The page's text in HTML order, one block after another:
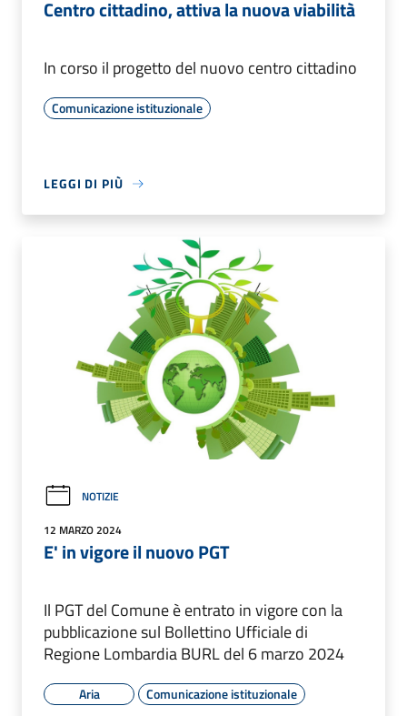
Centro cittadino, attiva la nuova viabilità
In corso il progetto del nuovo centro cittadino
Comunicazione istituzionale
LEGGI DI PIÙ
NOTIZIE
12 MARZO 2024
E' in vigore il nuovo PGT
Il PGT del Comune è entrato in vigore con la
pubblicazione sul Bollettino Ufficiale di
Regione Lombardia BURL del 6 marzo 2024
Aria
Comunicazione istituzionale